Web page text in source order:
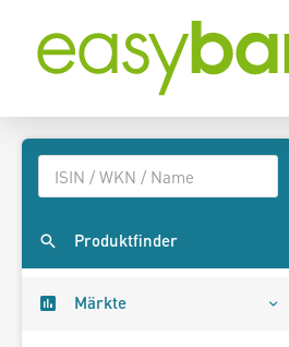
Produktfinder
Märkte